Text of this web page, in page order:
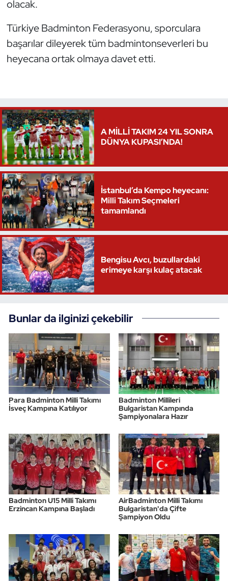
olacak.
Türkiye Badminton Federasyonu, sporculara
başarılar dileyerek tüm badmintonseverleri bu
heyecana ortak olmaya davet etti.
A MİLLİ TAKIM 24 YIL SONRA
DÜNYA KUPASI’NDA!
İstanbul’da Kempo heyecanı:
Milli Takım Seçmeleri
tamamlandı
Bengisu Avcı, buzullardaki
erimeye karşı kulaç atacak
Bunlar da ilginizi çekebilir
Para Badminton Milli Takımı
İsveç Kampına Katılıyor
Badminton Millileri
Bulgaristan Kampında
Şampiyonalara Hazır
Badminton U15 Milli Takımı
Erzincan Kampına Başladı
AirBadminton Milli Takımı
Bulgaristan'da Çifte
Şampiyon Oldu
Voleybol
Yelken
Yüzme